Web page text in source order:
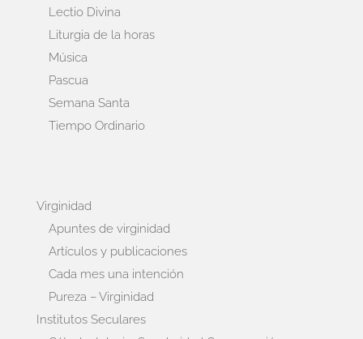
Lectio Divina
Liturgia de la horas
Música
Pascua
Semana Santa
Tiempo Ordinario
Virginidad
Apuntes de virginidad
Artículos y publicaciones
Cada mes una intención
Pureza – Virginidad
Institutos Seculares